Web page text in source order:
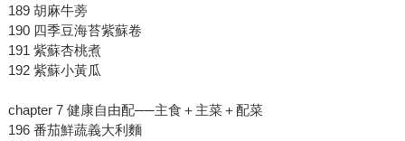
189 胡麻牛蒡
190 四季豆海苔紫蘇卷
191 紫蘇杏桃煮
192 紫蘇小黃瓜
chapter 7 健康自由配──主食＋主菜＋配菜
196 番茄鮮蔬義大利麵